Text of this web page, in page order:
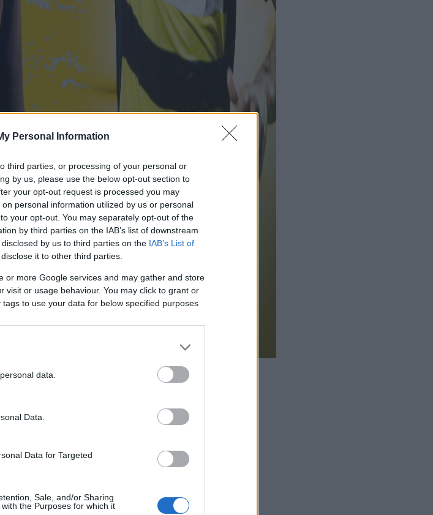
Personal Information
third parties, or processing of your personal or
by us, please use the below opt-out section to
your opt-out request is processed you may
personal information utilized by us or personal
your opt-out. You may separately opt-out of the
by third parties on the IAB’s list of downstream
by us to third parties on the IAB’s List of
it to other third parties.
or more Google services and may gather and store
visit or usage behaviour. You may click to grant or
to use your data for below specified purposes
data.
Data.
Data for Targeted
Sale, and/or Sharing
the Purposes for which it